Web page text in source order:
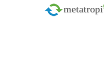
metatropi